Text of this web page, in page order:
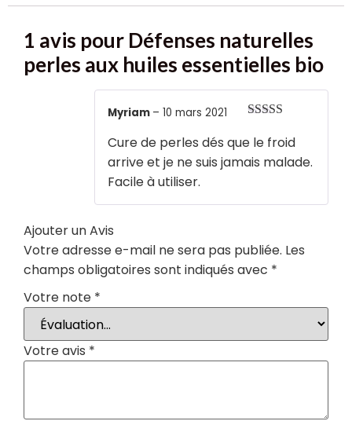
1 avis pour Défenses naturelles
perles aux huiles essentielles bio
Myriam – 10 mars 2021
Cure de perles dés que le froid
arrive et je ne suis jamais malade.
Facile à utiliser.
Ajouter un Avis
Votre adresse e-mail ne sera pas publiée. Les
champs obligatoires sont indiqués avec *
Votre note *
Votre avis *